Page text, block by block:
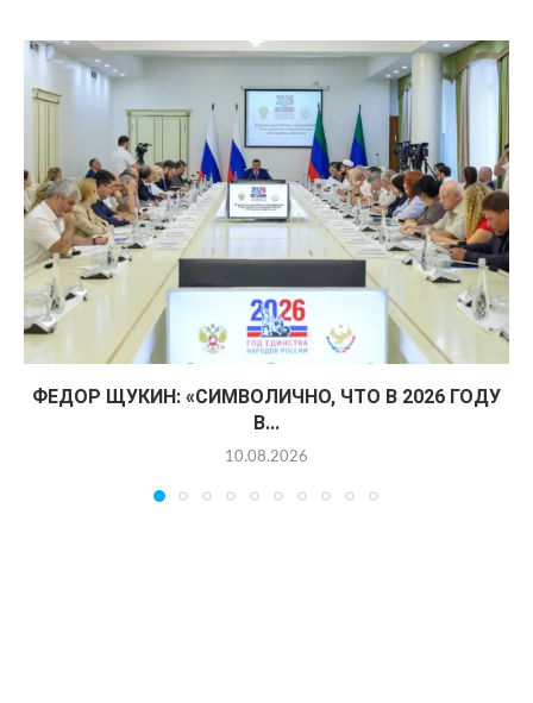
ФЕДОР ЩУКИН: «СИМВОЛИЧНО, ЧТО В 2026 ГОДУ
В...
10.08.2026